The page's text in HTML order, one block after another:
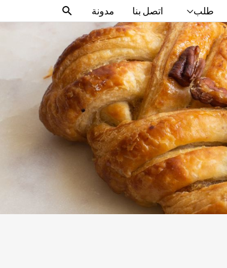
طلب اتصل بنا مدونة البحث